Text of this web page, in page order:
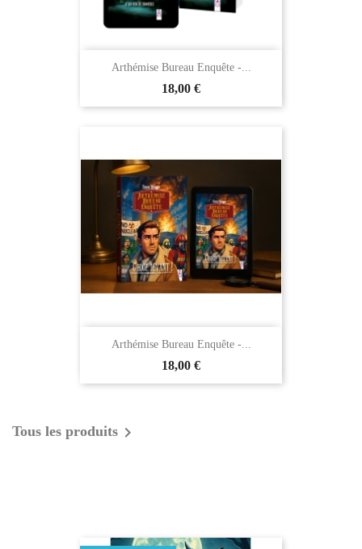
Arthémise Bureau Enquête -...
18,00 €
Arthémise Bureau Enquête -...
18,00 €
Tous les produits 